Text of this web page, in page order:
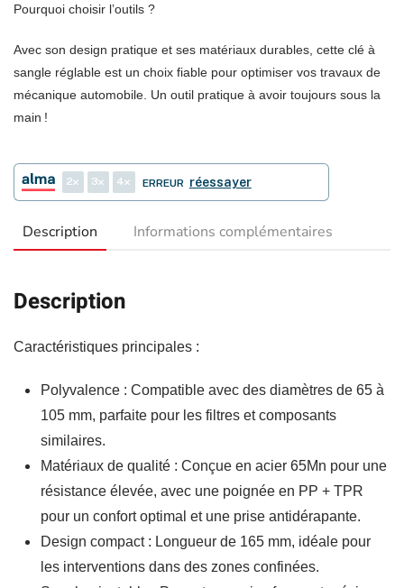
Pourquoi choisir l’outils ?
Avec son design pratique et ses matériaux durables, cette clé à
sangle réglable est un choix fiable pour optimiser vos travaux de
mécanique automobile. Un outil pratique à avoir toujours sous la
main !
2 3 4 ERREUR réessayer
Description Informations complémentaires
Description
Caractéristiques principales :
Polyvalence : Compatible avec des diamètres de 65 à
105 mm, parfaite pour les filtres et composants
similaires.
Matériaux de qualité : Conçue en acier 65Mn pour une
résistance élevée, avec une poignée en PP + TPR
pour un confort optimal et une prise antidérapante.
Design compact : Longueur de 165 mm, idéale pour
les interventions dans des zones confinées.